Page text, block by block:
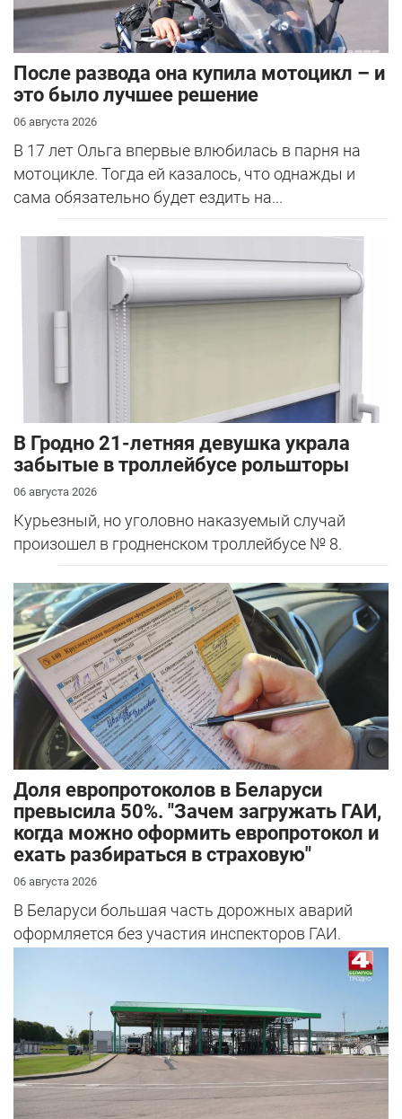
После развода она купила мотоцикл – и
это было лучшее решение
06 августа 2026
В 17 лет Ольга впервые влюбилась в парня на
мотоцикле. Тогда ей казалось, что однажды и
сама обязательно будет ездить на...
В Гродно 21-летняя девушка украла
забытые в троллейбусе рольшторы
06 августа 2026
Курьезный, но уголовно наказуемый случай
произошел в гродненском троллейбусе № 8.
Доля европротоколов в Беларуси
превысила 50%. "Зачем загружать ГАИ,
когда можно оформить европротокол и
ехать разбираться в страховую"
06 августа 2026
В Беларуси большая часть дорожных аварий
оформляется без участия инспекторов ГАИ.